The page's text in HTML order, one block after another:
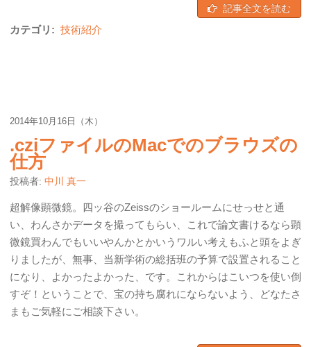
記事全文を読む
カテゴリ: 技術紹介
2014年10月16日（木）
.cziファイルのMacでのブラウズの
仕方
投稿者: 中川 真一
超解像顕微鏡。四ッ谷のZeissのショールームにせっせと通
い、わんさかデータを撮ってもらい、これで論文書けるなら顕
微鏡買わんでもいいやんかとかいうワルい考えもふと頭をよぎ
りましたが、無事、当新学術の総括班の予算で設置されること
になり、よかったよかった、です。これからはこいつを使い倒
すぞ！ということで、宝の持ち腐れにならないよう、どなたさ
まもご気軽にご相談下さい。